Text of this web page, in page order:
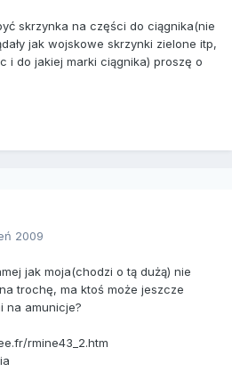
skrzynka na części do ciągnika(nie
jak wojskowe skrzynki zielone itp,
i do jakiej marki ciągnika) proszę o
2009
jak moja(chodzi o tą dużą) nie
trochę, ma ktoś może jeszcze
na amunicje?
rmine43_2.htm